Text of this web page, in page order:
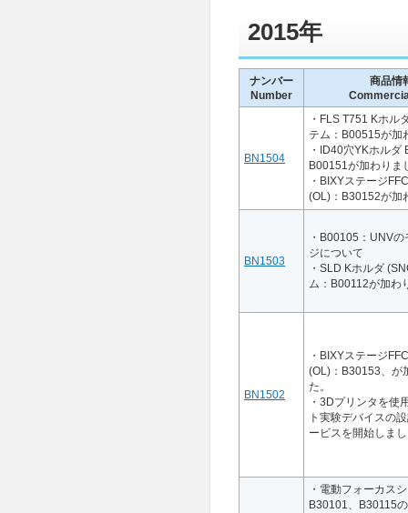
2015年
ナンバー
Number
商品情
BN1504
・FLS T751 Kホル
テム：B00515が加
・ID40穴YKホルダ
B00151が加わりま
・BIXYステージ
(OL)：B30152が加
BN1503
・B00105：UNV
ジについて
・SLD Kホルダ
ム：B00112が加わ
BN1502
・BIXYステージ
(OL)：B30153、が
た。
・3Dプリンタを使
ト実験デバイスの
ービスを開始しま
・電動フォーカス
B30101、B30115